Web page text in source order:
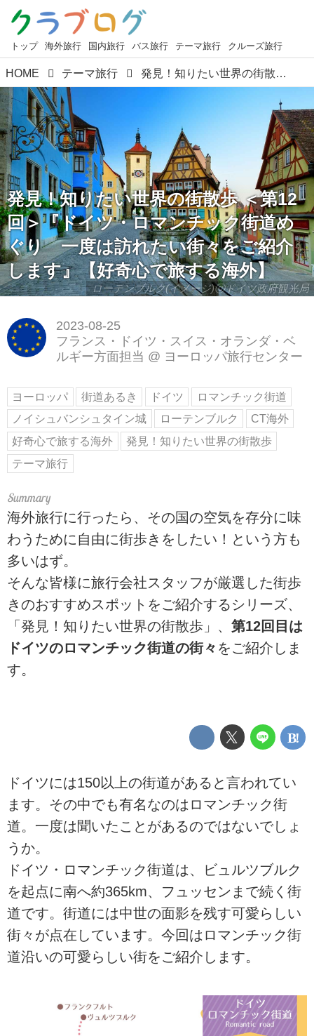
トップ 海外旅行 国内旅行 バス旅行 テーマ旅行 クルーズ旅行
HOME テーマ旅行 発見！知りたい世界の街散歩 ＜第12回＞『ドイツ・ロマンチック街道めぐり 一度は訪れたい街々をご紹介します』【好奇心で旅する海外】
ローテンブルク(イメージ)ⓒドイツ政府観光局
発見！知りたい世界の街散歩 ＜第12
回＞『ドイツ・ロマンチック街道め
ぐり 一度は訪れたい街々をご紹介
します』【好奇心で旅する海外】
2023-08-25
フランス・ドイツ・スイス・オランダ・ベ
ルギー方面担当 @ ヨーロッパ旅行センター
ヨーロッパ 街道あるき ドイツ
ロマンチック街道
ノイシュバンシュタイン城
ローテンブルク
CT海外
好奇心で旅する海外
発見！知りたい世界の街散歩
テーマ旅行
海外旅行に行ったら、その国の空気を存分に味
わうために自由に街歩きをしたい！という方も
多いはず。
そんな皆様に旅行会社スタッフが厳選した街歩
きのおすすめスポットをご紹介するシリーズ、
「発見！知りたい世界の街散歩」、 第12回目は
ドイツのロマンチック街道の街々 をご紹介しま
す。
ドイツには150以上の街道があると言われてい
ます。その中でも有名なのはロマンチック街
道。一度は聞いたことがあるのではないでしょ
うか。
ドイツ・ロマンチック街道は、ビュルツブルク
を起点に南へ約365km、フュッセンまで続く街
道です。街道には中世の面影を残す可愛らしい
街々が点在しています。今回はロマンチック街
道沿いの可愛らしい街をご紹介します。